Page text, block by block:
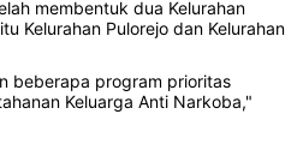
membentuk dua Kelurahan
Kelurahan Pulorejo dan Kelurahan
beberapa program prioritas
Keluarga Anti Narkoba,"